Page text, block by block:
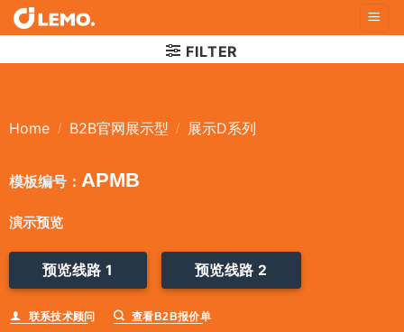
Skip
to
FILTER
Home / B2B官网展示型 / 展示D系列
模板编号： APMB
演示预览
预览线路 1 预览线路 2
联系技术顾问 查看B2B报价单